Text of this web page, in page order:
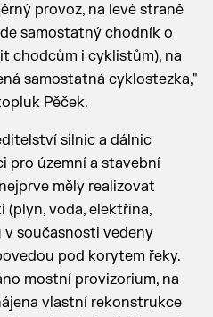
provoz, na levé straně
samostatný chodník o
chodcům i cyklistům), na
samostatná cyklostezka,"
Pěček.
silnic a dálnic
pro územní a stavební
měly realizovat
(plyn, voda, elektřina,
v současnosti vedeny
pod korytem řeky.
mostní provizorium, na
vlastní rekonstrukce